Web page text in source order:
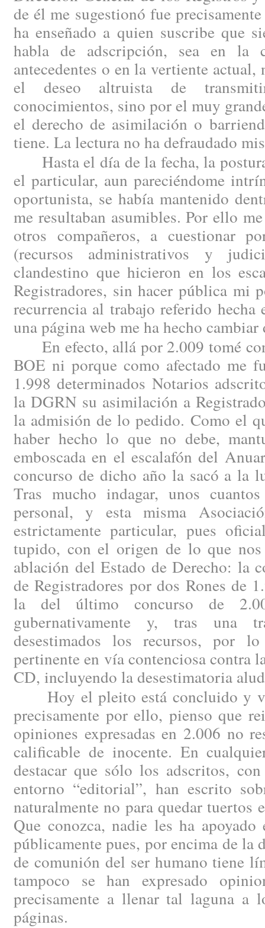
de él me sugestionó fue
ha enseñado a quien suscribe que
habla de adscripción, sea en la
antecedentes o en la vertiente
el deseo altruista de
conocimientos, sino por el muy
el derecho de asimilación o
tiene. La lectura no ha defraudado
Hasta el día de la fecha, la
el particular, aun pareciéndome
oportunista, se había mantenido
me resultaban asumibles. Por ello
otros compañeros, a cuestionar
(recursos administrativos y
clandestino que hicieron en los
Registradores, sin hacer pública mi
recurrencia al trabajo referido hecha
una página web me ha hecho
En efecto, allá por 2.009 tomé
BOE ni porque como afectado me
1.998 determinados Notarios
la DGRN su asimilación a
la admisión de lo pedido. Como el
haber hecho lo que no debe,
emboscada en el escalafón del
concurso de dicho año la sacó a la
Tras mucho indagar, unos
personal, y esta misma
estrictamente particular, pues
tupido, con el origen de lo que nos
ablación del Estado de Derecho: la
de Registradores por dos Rones de
la del último concurso de
gubernativamente y, tras una
desestimados los recursos, por
pertinente en vía contenciosa contra
CD, incluyendo la desestimatoria
Hoy el pleito está concluido y
precisamente por ello, pienso que
opiniones expresadas en 2.006 no
calificable de inocente. En
destacar que sólo los adscritos,
entorno “editorial”, han escrito
naturalmente no para quedar tuertos
Que conozca, nadie les ha
públicamente pues, por encima de la
de comunión del ser humano tiene
tampoco se han expresado
precisamente a llenar tal laguna a
páginas.